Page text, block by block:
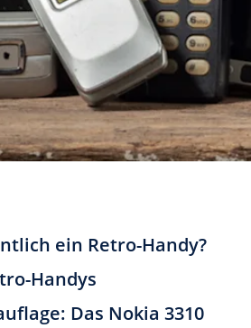
ein Retro-Handy?
Handys
Das Nokia 3310